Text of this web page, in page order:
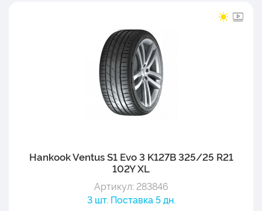
Hankook Ventus S1 Evo 3 K127B 325/25 R21
102Y XL
Артикул: 283846
3 шт. Поставка 5 дн.